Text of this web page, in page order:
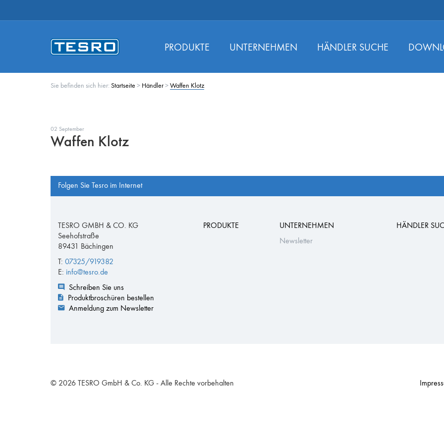
PRODUKTE UNTERNEHMEN HÄNDLER SUCHE
Sie befinden sich hier: Startseite > Händler > Waffen Klotz
02 September
Waffen Klotz
Folgen Sie Tesro im Internet
TESRO GMBH & CO. KG
Seehofstraße
89431 Bächingen
T: 07325/919382
E: info@tesro.de
Schreiben Sie uns
Produktbroschüren bestellen
Anmeldung zum Newsletter
PRODUKTE
UNTERNEHMEN
Newsletter
HÄNDLER
© 2026 TESRO GmbH & Co. KG - Alle Rechte vorbehalten